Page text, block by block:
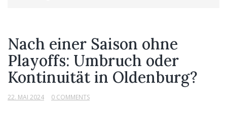
Nach einer Saison ohne
Playoffs: Umbruch oder
Kontinuität in Oldenburg?
22. MAI 2024 0 COMMENTS